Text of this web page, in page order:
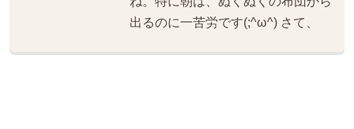
出るのに一苦労です(;^ω^) さて、